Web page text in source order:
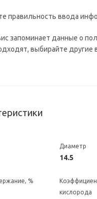
правильность ввода
запоминает данные о
выбирайте другие
Диаметр
14.5
%
кислорода